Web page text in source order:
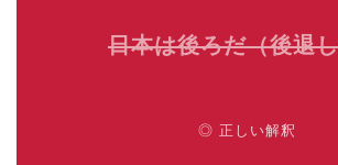
日本は後ろだ（後退
◎ 正しい解釈